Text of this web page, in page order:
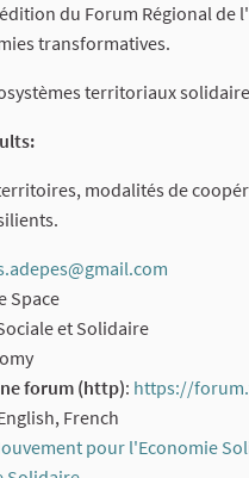
du Forum Régional de
transformatives.
territoriaux
modalités de
Space
et Solidaire
forum (http): https://
French
pour l'Economie